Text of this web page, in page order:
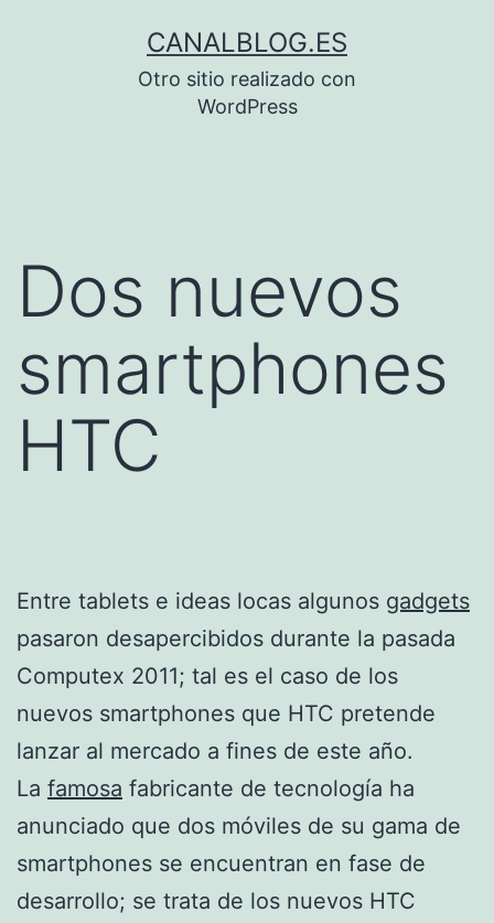
CANALBLOG.ES
Otro sitio realizado con
WordPress
Dos nuevos
smartphones
HTC
Entre tablets e ideas locas algunos gadgets
pasaron desapercibidos durante la pasada
Computex 2011; tal es el caso de los
nuevos smartphones que HTC pretende
lanzar al mercado a fines de este año.
La famosa fabricante de tecnología ha
anunciado que dos móviles de su gama de
smartphones se encuentran en fase de
desarrollo; se trata de los nuevos HTC